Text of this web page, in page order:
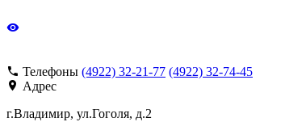
Телефоны (4922) 32-21-77 (4922) 32-74-45
Адрес
г.Владимир, ул.Гоголя, д.2